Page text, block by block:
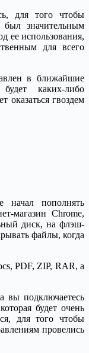
для того чтобы
был значительным
ее использования,
для всего
в ближайшие
каких-либо
оказаться гвоздем
пополнять
магазин Chrome,
диск, на флэш-
файлы, когда
PDF, ZIP, RAR, а
вы подключаетесь
будет очень
для того чтобы
провелись